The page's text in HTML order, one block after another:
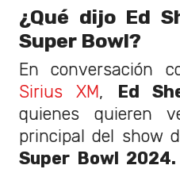
¿Qué dijo Ed
Super Bowl?
En conversación
Sirius XM, Ed
quienes quieren
principal del show
Super Bowl 2024.